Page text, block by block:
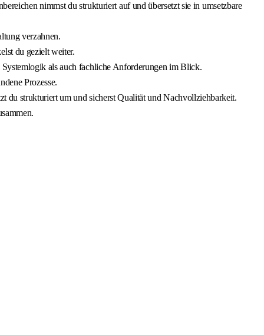
nimmst du strukturiert auf und übersetzt sie in umsetzbare
verzahnen.
du gezielt weiter.
als auch fachliche Anforderungen im Blick.
Prozesse.
du strukturiert um und sicherst Qualität und Nachvollziehbarkeit.